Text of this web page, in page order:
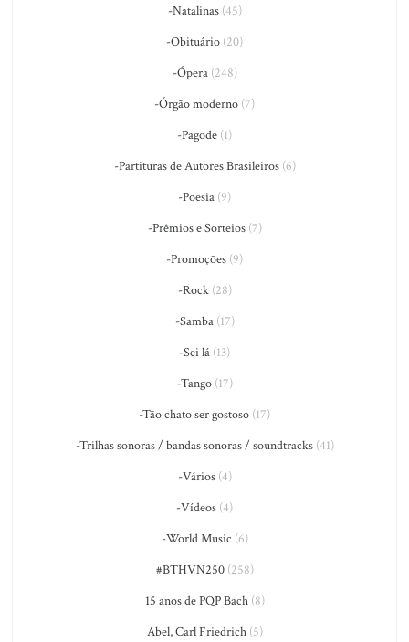
-Natalinas(45)
-Obituário (20)
-Ópera(248)
-Órgão moderno (7)
-Pagode (1)
-Partituras de Autores Brasileiros(6)
-Poesia (9)
-Prêmios e Sorteios(7)
-Promoções (9)
-Rock(28)
-Samba(17)
-Sei lá (13)
-Tango(17)
-Tão chato ser gostoso (17)
-Trilhas sonoras / bandas sonoras / soundtracks(41)
-Vários(4)
-Vídeos (4)
-World Music (6)
#BTHVN250(258)
15 anos de PQP Bach(8)
Abel, Carl Friedrich(5)